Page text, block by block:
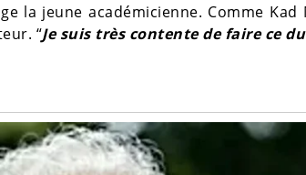
la jeune académicienne. Comme
“Je suis très contente de faire ce